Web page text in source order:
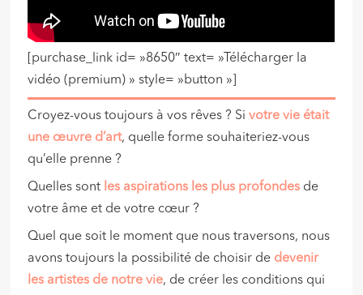
[purchase_link id= »8650″ text= »Télécharger la
vidéo (premium) » style= »button »]
Croyez-vous toujours à vos rêves ? Sivotre vie était
une œuvre d’art, quelle forme souhaiteriez-vous
qu’elle prenne ?
Quelles sont les aspirations les plus profondes de
votre âme et de votre cœur ?
Quel que soit le moment que nous traversons, nous
avons toujours la possibilité de choisir de devenir
les artistes de notre vie, de créer les conditions qui